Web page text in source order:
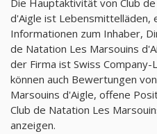
d'Aigle ist Lebensmittelläden,
Informationen zum Inhaber,
de Natation Les Marsouins
der Firma ist Swiss
können auch Bewertungen
Marsouins d'Aigle, offene
Club de Natation Les
anzeigen.